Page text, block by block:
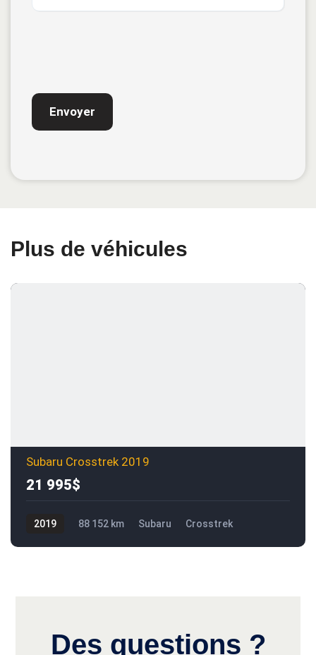
Plus de véhicules
Subaru Crosstrek 2019
21 995$
2019 88 152 km Subaru
Crosstrek
Des questions ?